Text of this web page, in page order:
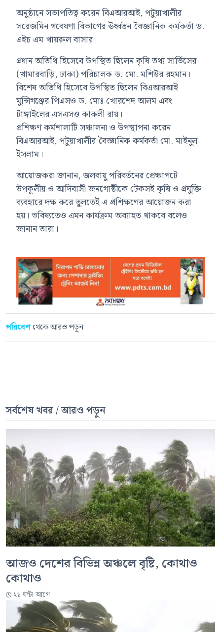
অনুষ্ঠানে সভাপতিত্ব করেন বিএআরআই, পটুয়াখালীর
সরেজমিন গবেষণা বিভাগের ঊর্ধ্বতন বৈজ্ঞানিক কর্মকর্তা ড.
এইচ এম খায়রুল বাসার।
প্রধান অতিথি হিসেবে উপস্থিত ছিলেন কৃষি তথ্য সার্ভিসের
(খামারবাড়ি, ঢাকা) পরিচালক ড. মো. মশিউর রহমান।
বিশেষ অতিথি হিসেবে উপস্থিত ছিলেন বিএআরআই
মুন্সিগঞ্জের পিএসও ড. মোঃ খোরশেদ আলম এবং
টাঙ্গাইলের এসএসও কাকলী রায়।
প্রশিক্ষণ কর্মশালাটি সঞ্চালনা ও উপস্থাপনা করেন
বিএআরআই, পটুয়াখালীর বৈজ্ঞানিক কর্মকর্তা মো. মাইনুল
ইসলাম।
আয়োজকরা জানান, জলবায়ু পরিবর্তনের প্রেক্ষাপটে
উপকূলীয় ও আদিবাসী জনগোষ্ঠীকে টেকসই কৃষি ও প্রযুক্তি
ব্যবহারে দক্ষ করে তুলতেই এ প্রশিক্ষণের আয়োজন করা
হয়। ভবিষ্যতেও এমন কার্যক্রম অব্যাহত থাকবে বলেও
জানান তারা।
পরিবেশথেকে আরও পড়ুন
সর্বশেষ খবর / আরও পড়ুন
আজও দেশের বিভিন্ন অঞ্চলে বৃষ্টি, কোথাও
কোথাও
২১ ঘন্টা আগে